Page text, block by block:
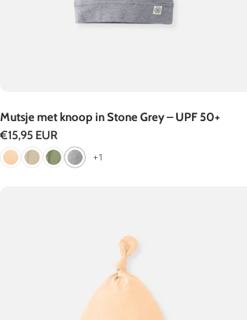
Mutsje met knoop in Stone Grey – UPF 50+
Normale
prijs
€15,95 EUR
+1